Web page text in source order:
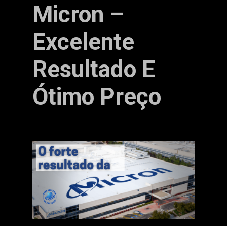
Micron –
Excelente
Resultado E
Ótimo Preço